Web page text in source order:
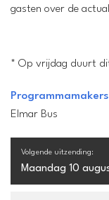
gasten over de
* Op vrijdag duurt
Elmar Bus
Volgende uitzending:
Maandag 10